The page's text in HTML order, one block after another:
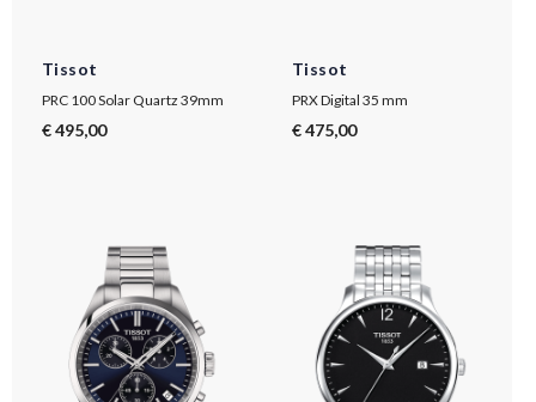
Tissot
PRC 100 Solar Quartz 39mm
€ 495,00
Tissot
PRX Digital 35 mm
€ 475,00